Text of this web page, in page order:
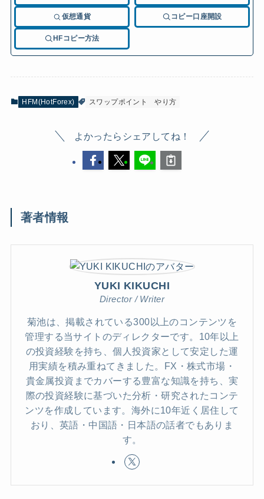
仮想通貨 コピー口座開設
HFコピー方法
HFM(HotForex) スワップポイント やり方
よかったらシェアしてね！
著者情報
YUKI KIKUCHI
Director / Writer
菊池は、掲載されている300以上のコンテンツを
管理する当サイトのディレクターです。10年以上
の投資経験を持ち、個人投資家として安定した運
用実績を積み重ねてきました。FX・株式市場・
貴金属投資までカバーする豊富な知識を持ち、実
際の投資経験に基づいた分析・研究されたコンテ
ンツを作成しています。海外に10年近く居住して
おり、英語・中国語・日本語の話者でもありま
す。